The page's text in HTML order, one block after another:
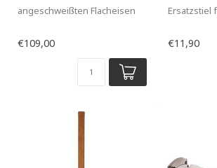
angeschweißten Flacheisen
€109,00
Ersatzstiel
€11,90